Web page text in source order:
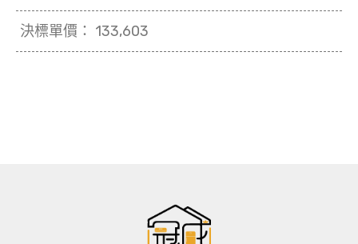
決標單價： 133,603